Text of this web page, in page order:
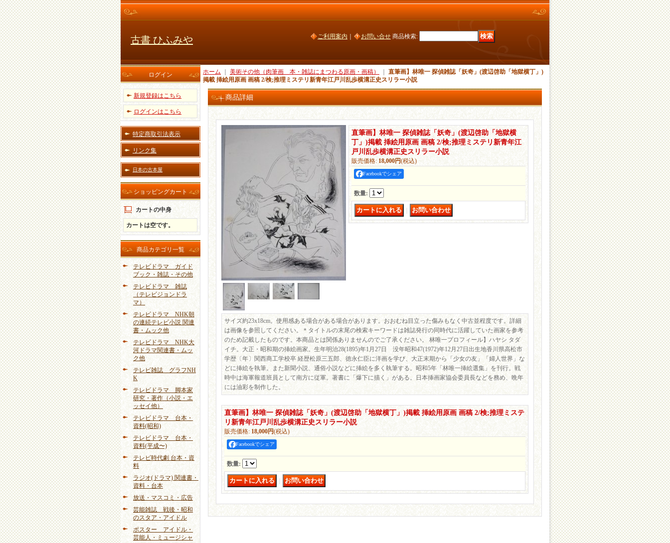
古書 ひふみや ご利用案内 お問い合せ 商品検索:
ログイン
新規登録はこちら
ログインはこちら
特定商取引法表示
リンク集
日本の古本屋
ショッピングカート
カートの中身
カートは空です。
商品カテゴリ一覧
テレビドラマ ガイド
ブック・雑誌・その他
テレビドラマ 雑誌
（テレビジョンドラ
マ）
テレビドラマ NHK朝
の連続テレビ小説 関連
書・ムック他
テレビドラマ NHK大
河ドラマ関連書・ムッ
ク他
テレビ雑誌 グラフNH
K
テレビドラマ 脚本家
研究・著作（小説・エ
ッセイ他）
テレビドラマ 台本・
資料(昭和)
テレビドラマ 台本・
資料(平成〜)
テレビ時代劇 台本・資
料
ラジオ(ドラマ) 関連書・
資料・台本
放送・マスコミ・広告
芸能雑誌 戦後・昭和
のスタア・アイドル
ポスター アイドル・
芸能人・ミュージシャ
ホーム 美術その他（肉筆画 本・雑誌にまつわる原画・画稿）
直筆画】林唯一 探偵雑誌「妖奇」(渡辺啓助「地獄横丁」)
掲載 挿絵用原画 画稿 2/検;推理ミステリ新青年江戸川乱歩横溝正史スリラー小説
商品詳細
直筆画】林唯一 探偵雑誌「妖奇」(渡辺啓助「地獄横
丁」)掲載 挿絵用原画 画稿 2/検;推理ミステリ新青年江
戸川乱歩横溝正史スリラー小説
販売価格: 18,000円(税込)
Facebookでシェア
数量:
サイズ約23x18cm。使用感ある場合がある場合があります。おおむね目立った傷みもなく中古並程度です。詳細
は画像を参照してください。＊タイトルの末尾の検索キーワードは雑誌発行の同時代に活躍していた画家を参考
のため記載したものです。本商品とは関係ありませんのでご了承ください。 林唯一プロフィール】ハヤシ タダ
イチ。大正・昭和期の挿絵画家。生年明治28(1895)年1月27日 没年昭和47(1972)年12月27日出生地香川県高松市
学歴〔年〕関西商工学校卒 経歴松原三五郎、徳永仁臣に洋画を学び、大正末期から「少女の友」「婦人世界」な
どに挿絵を執筆。また新聞小説、通俗小説などに挿絵を多く執筆する。昭和5年「林唯一挿絵選集」を刊行。戦
時中は海軍報道班員として南方に従軍。著書に「爆下に描く」がある。日本挿画家協会委員長などを務め、晩年
には油彩を制作した。
直筆画】林唯一 探偵雑誌「妖奇」(渡辺啓助「地獄横丁」)掲載 挿絵用原画 画稿 2/検;推理ミステ
リ新青年江戸川乱歩横溝正史スリラー小説
販売価格: 18,000円(税込)
Facebookでシェア
数量: